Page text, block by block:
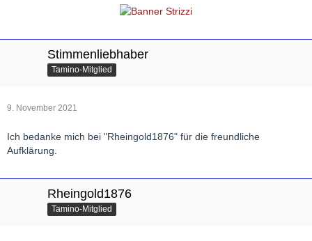
Stimmenliebhaber
Tamino-Mitglied
9. November 2021
Ich bedanke mich bei "Rheingold1876" für die freundliche
Aufklärung.
Rheingold1876
Tamino-Mitglied